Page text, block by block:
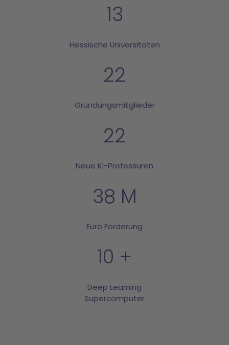
13
Hessische Universitäten
22
Gründungsmitglieder
22
Neue KI-Professuren
38
Euro Förderung
10
Deep Learning
Supercomputer